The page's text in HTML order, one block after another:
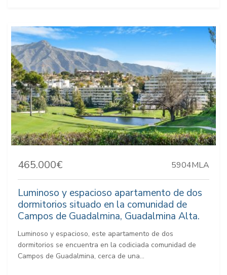
465.000€ 5904MLA
Luminoso y espacioso apartamento de dos
dormitorios situado en la comunidad de
Campos de Guadalmina, Guadalmina Alta.
Luminoso y espacioso, este apartamento de dos
dormitorios se encuentra en la codiciada comunidad de
Campos de Guadalmina, cerca de una...